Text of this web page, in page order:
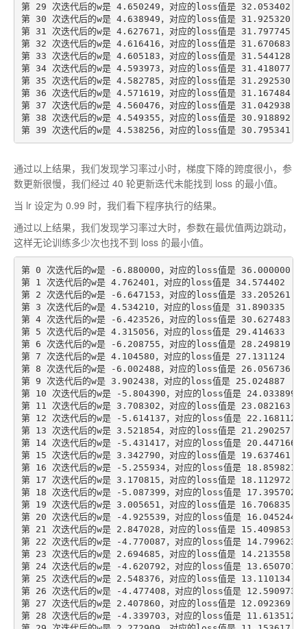
第 29 次迭代后的w是 4.650249，对应的loss值是 32.053402
第 30 次迭代后的w是 4.638949，对应的loss值是 31.925320
第 31 次迭代后的w是 4.627671，对应的loss值是 31.797745
第 32 次迭代后的w是 4.616416，对应的loss值是 31.670683
第 33 次迭代后的w是 4.605183，对应的loss值是 31.544128
第 34 次迭代后的w是 4.593973，对应的loss值是 31.418077
第 35 次迭代后的w是 4.582785，对应的loss值是 31.292530
第 36 次迭代后的w是 4.571619，对应的loss值是 31.167484
第 37 次迭代后的w是 4.560476，对应的loss值是 31.042938
第 38 次迭代后的w是 4.549355，对应的loss值是 30.918892
通过以上结果，我们发现学习率过小时，梯度下降的跨度很小，参
数更新很慢，我们经过 40 轮更新迭代未能找到 loss 的最小值。
当 lr 设定为 0.99 时，我们看下程序执行的结果。
通过以上结果，我们发现学习率过大时，参数在最优值两边跳动，
这样无论训练多少次也找不到 loss 的最小值。
第 0 次迭代后的w是 -6.880000，对应的loss值是 36.000000
第 1 次迭代后的w是 4.762401，对应的loss值是 34.574402
第 2 次迭代后的w是 -6.647153，对应的loss值是 33.205261
第 3 次迭代后的w是 4.534210，对应的loss值是 31.890335
第 4 次迭代后的w是 -6.423526，对应的loss值是 30.627483
第 5 次迭代后的w是 4.315056，对应的loss值是 29.414633
第 6 次迭代后的w是 -6.208755，对应的loss值是 28.249819
第 7 次迭代后的w是 4.104580，对应的loss值是 27.131124
第 8 次迭代后的w是 -6.002488，对应的loss值是 26.056736
第 9 次迭代后的w是 3.902438，对应的loss值是 25.024887
第 10 次迭代后的w是 -5.804390，对应的loss值是 24.033899
第 11 次迭代后的w是 3.708302，对应的loss值是 23.082163
第 12 次迭代后的w是 -5.614137，对应的loss值是 22.168112
第 13 次迭代后的w是 3.521854，对应的loss值是 21.290257
第 14 次迭代后的w是 -5.431417，对应的loss值是 20.447166
第 15 次迭代后的w是 3.342790，对应的loss值是 19.637461
第 16 次迭代后的w是 -5.255934，对应的loss值是 18.859821
第 17 次迭代后的w是 3.170815，对应的loss值是 18.112972
第 18 次迭代后的w是 -5.087399，对应的loss值是 17.395702
第 19 次迭代后的w是 3.005651，对应的loss值是 16.706835
第 20 次迭代后的w是 -4.925539，对应的loss值是 16.045244
第 21 次迭代后的w是 2.847028，对应的loss值是 15.409853
第 22 次迭代后的w是 -4.770087，对应的loss值是 14.799623
第 23 次迭代后的w是 2.694685，对应的loss值是 14.213558
第 24 次迭代后的w是 -4.620792，对应的loss值是 13.650701
第 25 次迭代后的w是 2.548376，对应的loss值是 13.110134
第 26 次迭代后的w是 -4.477408，对应的loss值是 12.590973
第 27 次迭代后的w是 2.407860，对应的loss值是 12.092369
第 28 次迭代后的w是 -4.339703，对应的loss值是 11.613512